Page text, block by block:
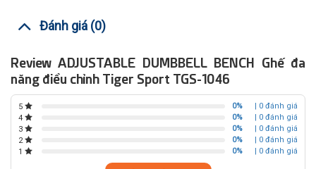
Đánh giá (0)
Review ADJUSTABLE DUMBBELL BENCH Ghế đa
năng điều chỉnh Tiger Sport TGS-1046
5 0%
| 0 đánh giá
4
0%
| 0 đánh giá
3
0%
| 0 đánh giá
2
0%
| 0 đánh giá
1
0% | 0 đánh giá